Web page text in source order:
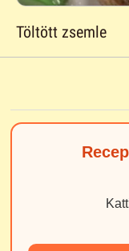
Töltött zsemle